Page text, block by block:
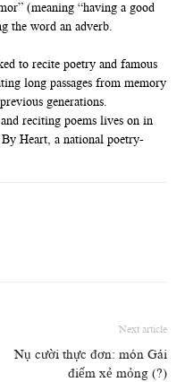
(meaning “having a good
the word an adverb.
to recite poetry and famous
long passages from memory
generations.
reciting poems lives on in
By Heart, a national poetry-
Next article
Nụ cười thực đơn: món Gái
điếm xẻ mỏng (?)